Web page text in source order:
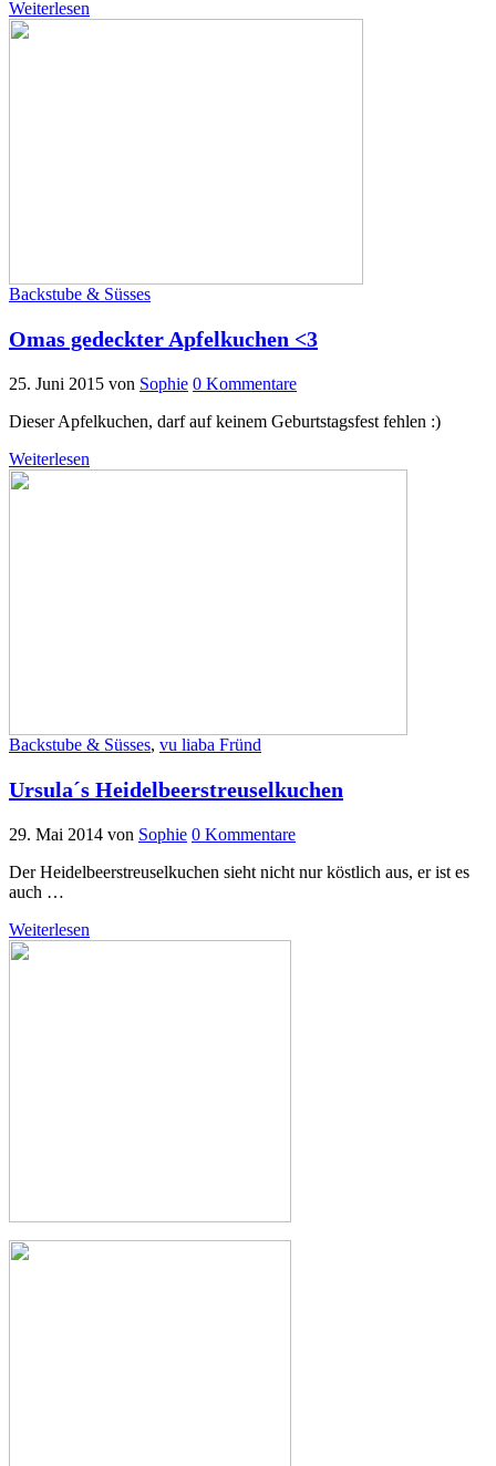
Weiterlesen
Backstube & Süsses
Omas gedeckter Apfelkuchen <3
25. Juni 2015 von Sophie 0 Kommentare
Dieser Apfelkuchen, darf auf keinem Geburtstagsfest fehlen :)
Weiterlesen
Backstube & Süsses, vu liaba Fründ
Ursula´s Heidelbeerstreuselkuchen
29. Mai 2014 von Sophie 0 Kommentare
Der Heidelbeerstreuselkuchen sieht nicht nur köstlich aus, er ist es
auch …
Weiterlesen